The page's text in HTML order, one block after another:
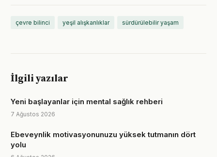
çevre bilinci yeşil alışkanlıklar sürdürülebilir yaşam
İlgili yazılar
Yeni başlayanlar için mental sağlık rehberi
7 Ağustos 2026
Ebeveynlik motivasyonunuzu yüksek tutmanın dört
yolu